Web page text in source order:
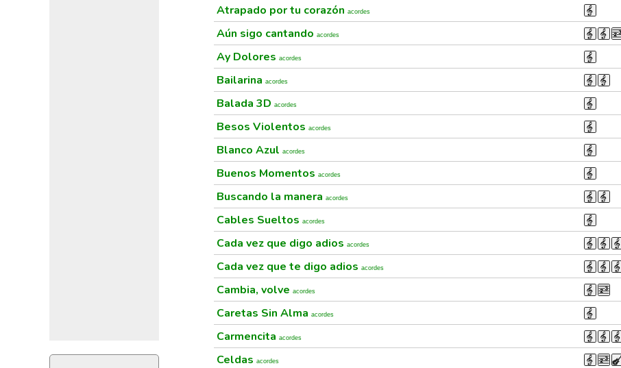
Atrapado por tu corazón acordes
Aún sigo cantando acordes
Ay Dolores acordes
Bailarina acordes
Balada 3D acordes
Besos Violentos acordes
Blanco Azul acordes
Buenos Momentos acordes
Buscando la manera acordes
Cables Sueltos acordes
Cada vez que digo adios acordes
Cada vez que te digo adios acordes
Cambia, volve acordes
Caretas Sin Alma acordes
Carmencita acordes
Celdas acordes